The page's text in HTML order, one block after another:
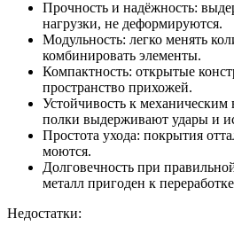
Прочность и надёжность:
нагрузки, не деформируются.
Модульность: легко менять
комбинировать элементы.
Компактность: открытые
пространство прихожей.
Устойчивость к механическим
полки выдерживают удары и
Простота ухода: покрытия
моются.
Долговечность при
металл пригоден к
Недостатки: